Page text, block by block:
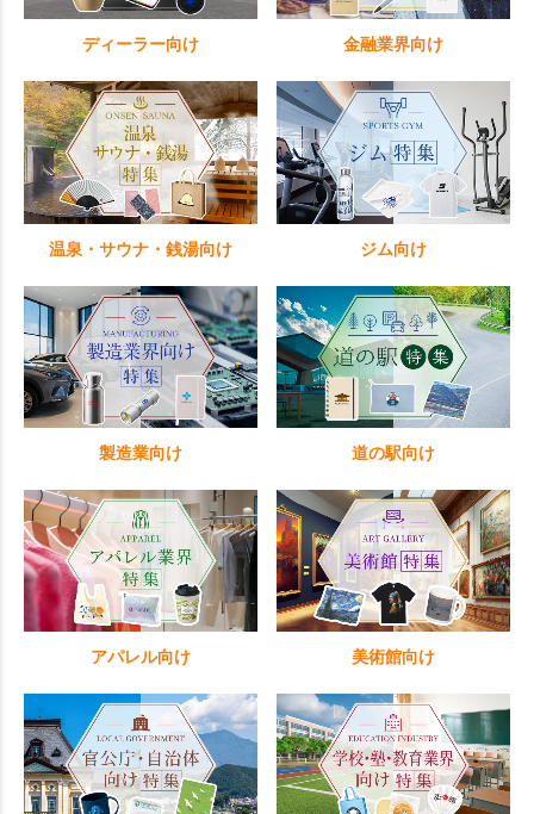
ディーラー向け 金融業界向け
温泉・サウナ・銭湯向け ジム向け
製造業向け 道の駅向け
アパレル向け 美術館向け